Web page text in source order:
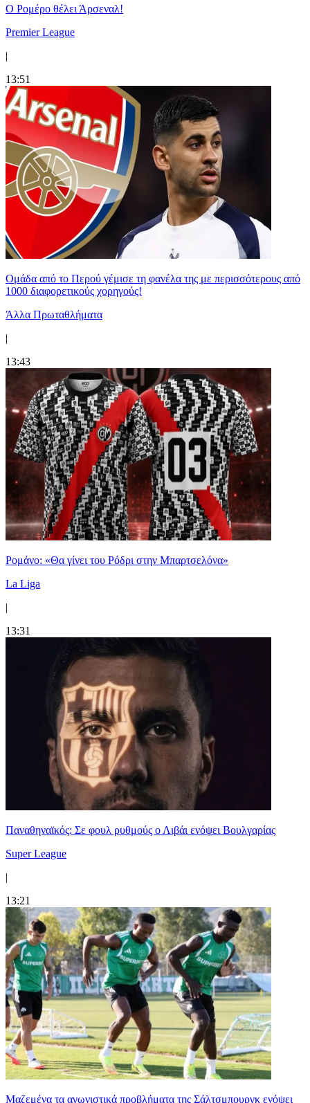
Ο Ρομέρο θέλει Άρσεναλ!
Premier League
|
13:51
Ομάδα από το Περού γέμισε τη φανέλα της με περισσότερους από
1000 διαφορετικούς χορηγούς!
Άλλα Πρωταθλήματα
|
13:43
Ρομάνο: «Θα γίνει του Ρόδρι στην Μπαρτσελόνα»
La Liga
|
13:31
Παναθηναϊκός: Σε φουλ ρυθμούς ο Λιβάι ενόψει Βουλγαρίας
Super League
|
13:21
Μαζεμένα τα αγωνιστικά προβλήματα της Σάλτσμπουργκ ενόψει